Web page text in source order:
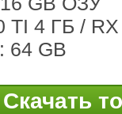
TI 4 ГБ /
64 GB
Скачать